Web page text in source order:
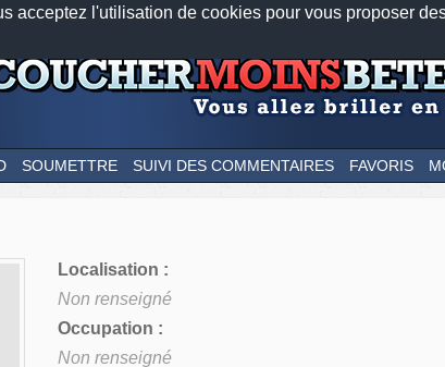
acceptez l'utilisation de cookies pour vous proposer
Nos applications mobiles
SOUMETTRE SUIVI DES COMMENTAIRES FAVORIS
Localisation :
Non renseigné
Occupation :
Non renseigné